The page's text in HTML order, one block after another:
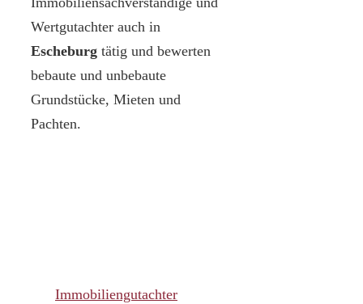
Wertgutachter auch in
Escheburg tätig und bewerten
bebaute und unbebaute
Grundstücke, Mieten und
Pachten.
Immobiliengutachter